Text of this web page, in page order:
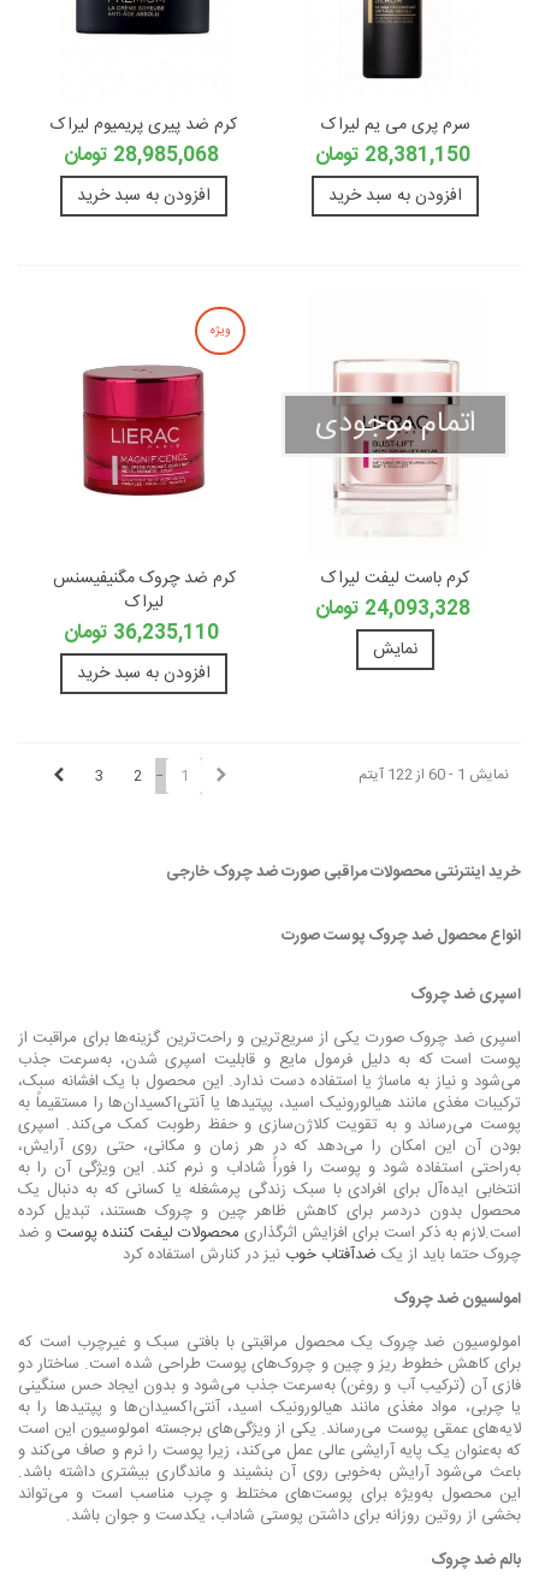
سرم پری می یم لیراک
28,381,150 تومان
افزودن به سبد خرید
کرم ضد پیری پریمیوم لیراک
28,985,068 تومان
افزودن به سبد خرید
اتمام موجودی
کرم باست لیفت لیراک
24,093,328 تومان
نمایش
ویژه
کرم ضد چروک مگنیفیسنس
لیراک
36,235,110 تومان
افزودن به سبد خرید
1
2
3 نمایش 1 - 60 از 122 آیتم
خرید اینترنتی محصولات مراقبی صورت ضد چروک خارجی
انواع محصول ضد چروک پوست صورت
اسپری ضد چروک
اسپری ضد چروک صورت یکی از سریع‌ترین و راحت‌ترین گزینه‌ها برای مراقبت از
پوست است که به دلیل فرمول مایع و قابلیت اسپری شدن، به‌سرعت جذب
می‌شود و نیاز به ماساژ یا استفاده دست ندارد. این محصول با یک افشانه سبک،
ترکیبات مغذی مانند هیالورونیک اسید، پپتیدها یا آنتی‌اکسیدان‌ها را مستقیماً به
پوست می‌رساند و به تقویت کلاژن‌سازی و حفظ رطوبت کمک می‌کند. اسپری
بودن آن این امکان را می‌دهد که در هر زمان و مکانی، حتی روی آرایش،
به‌راحتی استفاده شود و پوست را فوراً شاداب و نرم کند. این ویژگی آن را به
انتخابی ایده‌آل برای افرادی با سبک زندگی پرمشغله یا کسانی که به دنبال یک
محصول بدون دردسر برای کاهش ظاهر چین و چروک هستند، تبدیل کرده
است.لازم به ذکر است برای افزایش اثرگذاری محصولات لیفت کننده پوست و ضد
چروک حتما باید از یک ضدآفتاب خوب نیز در کنارش استفاده کرد
امولسیون ضد چروک
امولوسیون ضد چروک یک محصول مراقبتی با بافتی سبک و غیرچرب است که
برای کاهش خطوط ریز و چین و چروک‌های پوست طراحی شده است. ساختار دو
فازی آن (ترکیب آب و روغن) به‌سرعت جذب می‌شود و بدون ایجاد حس سنگینی
یا چربی، مواد مغذی مانند هیالورونیک اسید، آنتی‌اکسیدان‌ها و پپتیدها را به
لایه‌های عمقی پوست می‌رساند. یکی از ویژگی‌های برجسته امولوسیون این است
که به‌عنوان یک پایه آرایشی عالی عمل می‌کند، زیرا پوست را نرم و صاف می‌کند و
باعث می‌شود آرایش به‌خوبی روی آن بنشیند و ماندگاری بیشتری داشته باشد.
این محصول به‌ویژه برای پوست‌های مختلط و چرب مناسب است و می‌تواند
بخشی از روتین روزانه برای داشتن پوستی شاداب، یکدست و جوان باشد.
بالم ضد چروک